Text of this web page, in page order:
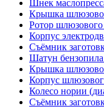
Шнек
Крышка
Ротор шлюзового
Корпус
Съёмник
Шатун
Крышка
Корпус
Колесо нории
Съёмник